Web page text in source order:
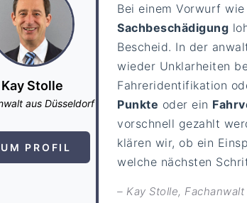
Kay Stolle
aus Düsseldorf
PROFIL
Bei einem Vorwurf
Sachbeschädigung
Bescheid. In der
wieder Unklarheiten
Fahreridentifikation
Punkte oder ein
vorschnell gezahlt
klären wir, ob ein
welche nächsten
– Kay Stolle,